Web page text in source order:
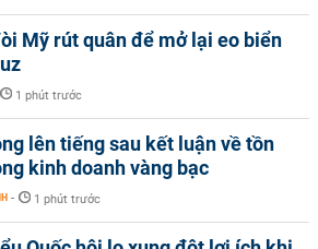
Mỹ rút quân để mở lại eo biển
1 phút trước
lên tiếng sau kết luận về tồn
kinh doanh vàng bạc
- 1 phút trước